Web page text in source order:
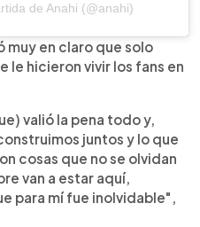
de Anahi (@anahi)
muy en claro que solo
le hicieron vivir los fans en
valió la pena todo y,
juntos y lo que
cosas que no se olvidan
van a estar aquí,
para mí fue inolvidable",